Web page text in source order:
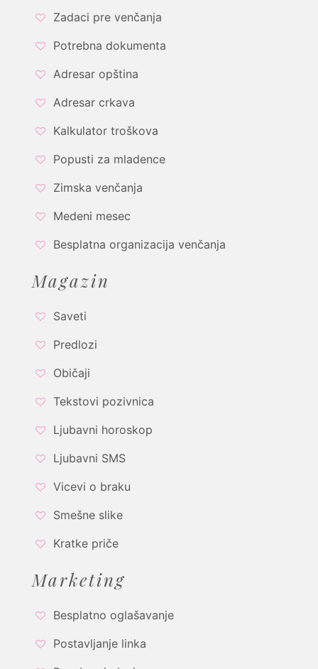
Zadaci pre venčanja
Potrebna dokumenta
Adresar opština
Adresar crkava
Kalkulator troškova
Popusti za mladence
Zimska venčanja
Medeni mesec
Besplatna organizacija venčanja
Magazin
Saveti
Predlozi
Običaji
Tekstovi pozivnica
Ljubavni horoskop
Ljubavni SMS
Vicevi o braku
Smešne slike
Kratke priče
Marketing
Besplatno oglašavanje
Postavljanje linka